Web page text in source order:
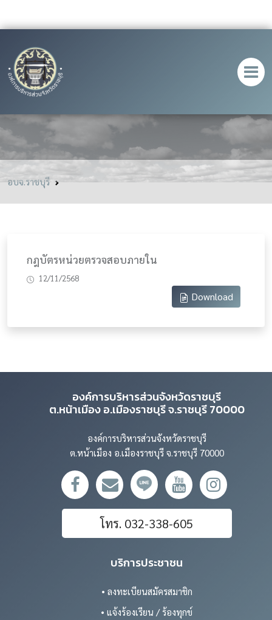
กฎบัตรหน่วยตรวจสอบภายใน
อบจ.ราชบุรี
กฎบัตรหน่วยตรวจสอบภายใน
12/11/2568
Download
องค์การบริหารส่วนจังหวัดราชบุรี
ต.หน้าเมือง อ.เมืองราชบุรี จ.ราชบุรี 70000
องค์การบริหารส่วนจังหวัดราชบุรี
ต.หน้าเมือง อ.เมืองราชบุรี จ.ราชบุรี 70000
โทร. 032-338-605
บริการประชาชน
• ลงทะเบียนสมัครสมาชิก
• แจ้งร้องเรียน / ร้องทุกข์